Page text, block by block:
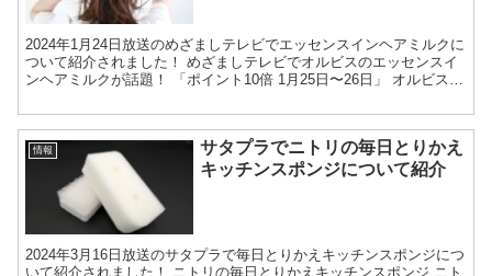
2024年1月24日放送のめざましテレビでエッセンスインヘアミルクに
ついて紹介されました！ めざましテレビでオルビスのエッセンスイ
ンヘアミルクが話題！ 「ポイント10倍 1月25日〜26日」 オルビス
情報
サタプラでニトリの毎日とりかえ
キッチンスポンジについて紹介
2024年3月16日放送のサタプラで毎日とりかえキッチンスポンジにつ
いて紹介されました！ ニトリの毎日とりかえキッチンスポンジ ニト